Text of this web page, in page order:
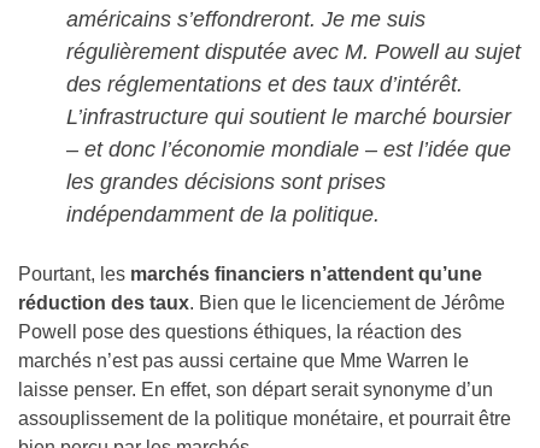
américains s’effondreront. Je me suis
régulièrement disputée avec M. Powell au sujet
des réglementations et des taux d’intérêt.
L’infrastructure qui soutient le marché boursier
– et donc l’économie mondiale – est l’idée que
les grandes décisions sont prises
indépendamment de la politique.
Pourtant, les marchés financiers n’attendent qu’une
réduction des taux. Bien que le licenciement de Jérôme
Powell pose des questions éthiques, la réaction des
marchés n’est pas aussi certaine que Mme Warren le
laisse penser. En effet, son départ serait synonyme d’un
assouplissement de la politique monétaire, et pourrait être